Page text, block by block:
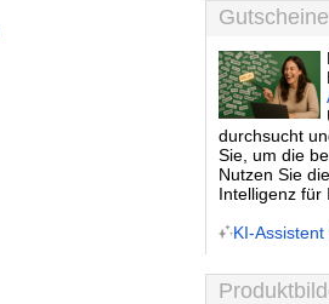
Gutscheine
durchsucht
Sie, um die
Nutzen Sie
Intelligenz für
KI-